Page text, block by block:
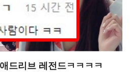
드리브 레전드ㅋㅋㅋㅋ